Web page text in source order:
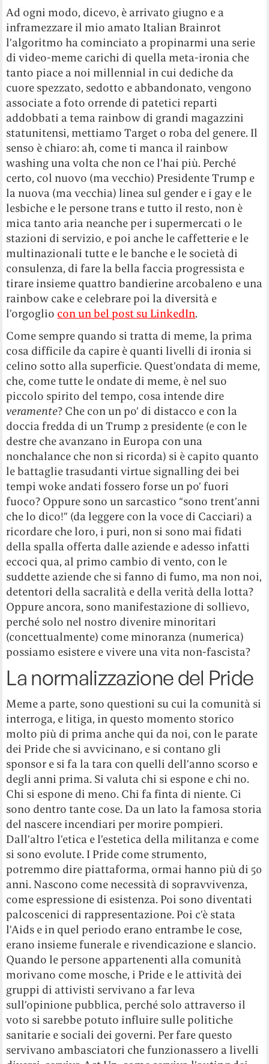
Ad ogni modo, dicevo, è arrivato giugno e a
inframezzare il mio amato Italian Brainrot
l’algoritmo ha cominciato a propinarmi una serie
di video-meme carichi di quella meta-ironia che
tanto piace a noi millennial in cui dediche da
cuore spezzato, sedotto e abbandonato, vengono
associate a foto orrende di patetici reparti
addobbati a tema rainbow di grandi magazzini
statunitensi, mettiamo Target o roba del genere. Il
senso è chiaro: ah, come ti manca il rainbow
washing una volta che non ce l’hai più. Perché
certo, col nuovo (ma vecchio) Presidente Trump e
la nuova (ma vecchia) linea sul gender e i gay e le
lesbiche e le persone trans e tutto il resto, non è
mica tanto aria neanche per i supermercati o le
stazioni di servizio, e poi anche le caffetterie e le
multinazionali tutte e le banche e le società di
consulenza, di fare la bella faccia progressista e
tirare insieme quattro bandierine arcobaleno e una
rainbow cake e celebrare poi la diversità e
l’orgoglio con un bel post su LinkedIn.
Come sempre quando si tratta di meme, la prima
cosa difficile da capire è quanti livelli di ironia si
celino sotto alla superficie. Quest’ondata di meme,
che, come tutte le ondate di meme, è nel suo
piccolo spirito del tempo, cosa intende dire
veramente? Che con un po’ di distacco e con la
doccia fredda di un Trump 2 presidente (e con le
destre che avanzano in Europa con una
nonchalance che non si ricorda) si è capito quanto
le battaglie trasudanti virtue signalling dei bei
tempi woke andati fossero forse un po’ fuori
fuoco? Oppure sono un sarcastico “sono trent’anni
che lo dico!” (da leggere con la voce di Cacciari) a
ricordare che loro, i puri, non si sono mai fidati
della spalla offerta dalle aziende e adesso infatti
eccoci qua, al primo cambio di vento, con le
suddette aziende che si fanno di fumo, ma non noi,
detentori della sacralità e della verità della lotta?
Oppure ancora, sono manifestazione di sollievo,
perché solo nel nostro divenire minoritari
(concettualmente) come minoranza (numerica)
possiamo esistere e vivere una vita non-fascista?
La normalizzazione del Pride
Meme a parte, sono questioni su cui la comunità si
interroga, e litiga, in questo momento storico
molto più di prima anche qui da noi, con le parate
dei Pride che si avvicinano, e si contano gli
sponsor e si fa la tara con quelli dell’anno scorso e
degli anni prima. Si valuta chi si espone e chi no.
Chi si espone di meno. Chi fa finta di niente. Ci
sono dentro tante cose. Da un lato la famosa storia
del nascere incendiari per morire pompieri.
Dall’altro l’etica e l’estetica della militanza e come
si sono evolute. I Pride come strumento,
potremmo dire piattaforma, ormai hanno più di 50
anni. Nascono come necessità di sopravvivenza,
come espressione di esistenza. Poi sono diventati
palcoscenici di rappresentazione. Poi c’è stata
l’Aids e in quel periodo erano entrambe le cose,
erano insieme funerale e rivendicazione e slancio.
Quando le persone appartenenti alla comunità
morivano come mosche, i Pride e le attività dei
gruppi di attivisti servivano a far leva
sull’opinione pubblica, perché solo attraverso il
voto si sarebbe potuto influire sulle politiche
sanitarie e sociali dei governi. Per fare questo
servivano ambasciatori che funzionassero a livelli